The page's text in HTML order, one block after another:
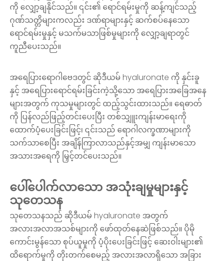
ကို လျှော့ချနိုင်သည်။ ၎င်း၏ ရောင်ရမ်းမှုကို ဆန့်ကျင်သည့်
ဂုဏ်သတ္တိများကလည်း ဒဏ်ရာများနှင့် ဆက်စပ်နေသော
ရောင်ရမ်းမှုနှင့် မသက်မသာဖြစ်မှုများကို လျှော့ချရာတွင်
ကူညီပေးသည်။
အရေပြားရောဂါဗေဒတွင် ဆိုဒီယမ် hyaluronate ကို နှင်းခူ
နှင့် အရေပြားရောင်ရမ်းခြင်းကဲ့သို့သော အရေပြားအခြေအနေ
များအတွက် ကုသမှုများတွင် ထည့်သွင်းထားသည်။ ရေဓာတ်
ကို ပြန်လည်ဖြည့်တင်းပေးပြီး တစ်သျှူးကျန်းမာရေးကို
ထောက်ပံ့ပေးခြင်းဖြင့်၊ ၎င်းသည် ရောဂါလက္ခဏာများကို
သက်သာစေပြီး အချိန်ကြာလာသည်နှင့်အမျှ ကျန်းမာသော
အသားအရေကို မြှင့်တင်ပေးသည်။
ပေါ်ပေါက်လာသော အသုံးချမှုများနှင့်
သုတေသန
သုတေသနသည် ဆိုဒီယမ် hyaluronate အတွက်
အလားအလာအသစ်များကို ဖော်ထုတ်နေဆဲဖြစ်သည်။ ပိုမို
ကောင်းမွန်သော စုပ်ယူမှုကို ပံ့ပိုးပေးခြင်းဖြင့် ဆေးဝါးများ၏
ထိရောက်မှုကို တိုးတက်စေမည့် အလားအလာရှိသော အခြား